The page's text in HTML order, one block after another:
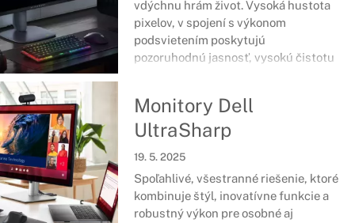
vdýchnu hrám život. Vysoká hustota
pixelov, v spojení s výkonom
podsvietením poskytujú
pozoruhodnú jasnosť, vysokú čistotu
Monitory Dell
UltraSharp
19. 5. 2025
Spoľahlivé, všestranné riešenie, ktoré
kombinuje štýl, inovatívne funkcie a
robustný výkon pre osobné aj